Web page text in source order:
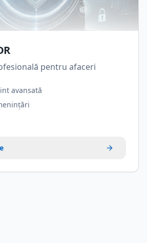
pentru afaceri
avansată